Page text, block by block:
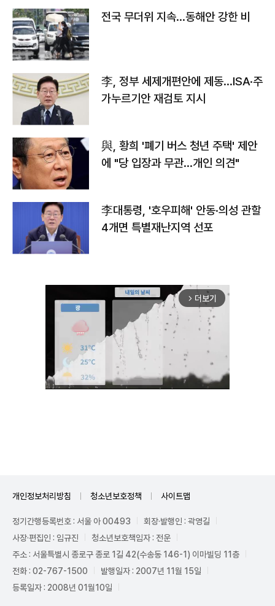
전국 무더위 지속…동해안 강한 비
李, 정부 세제개편안에 제동…ISA·주
가누르기안 재검토 지시
與, 황희 '폐기 버스 청년 주택' 제안
에 "당 입장과 무관…개인 의견"
李대통령, '호우피해' 안동·의성 관할
4개면 특별재난지역 선포
arrow_forward_ios 더보기
개인정보처리방침 청소년보호정책 사이트맵
정기간행등록번호 : 서울 아 00493
회장·발행인 : 곽영길
사장·편집인 : 임규진
청소년보호책임자 : 전운
주소 : 서울특별시 종로구 종로 1길 42(수송동 146-1) 이마빌딩 11층
전화 : 02-767-1500
발행일자 : 2007년 11월 15일
등록일자 : 2008년 01월10일